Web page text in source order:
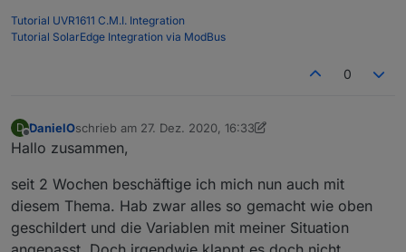
Grafana auseinander zu setzten, mit (wie ich finde)
gutem Resultat:
Tutorial UVR1611 C.M.I. Integration
Tutorial SolarEdge Integration via ModBus
0
D
Offline
DanielOschrieb am 27. Dez. 2020, 16:33
zuletzt editiert von DanielO
Hallo zusammen,
seit 2 Wochen beschäftige ich mich nun auch mit
diesem Thema. Hab zwar alles so gemacht wie oben
geschildert und die Variablen mit meiner Situation